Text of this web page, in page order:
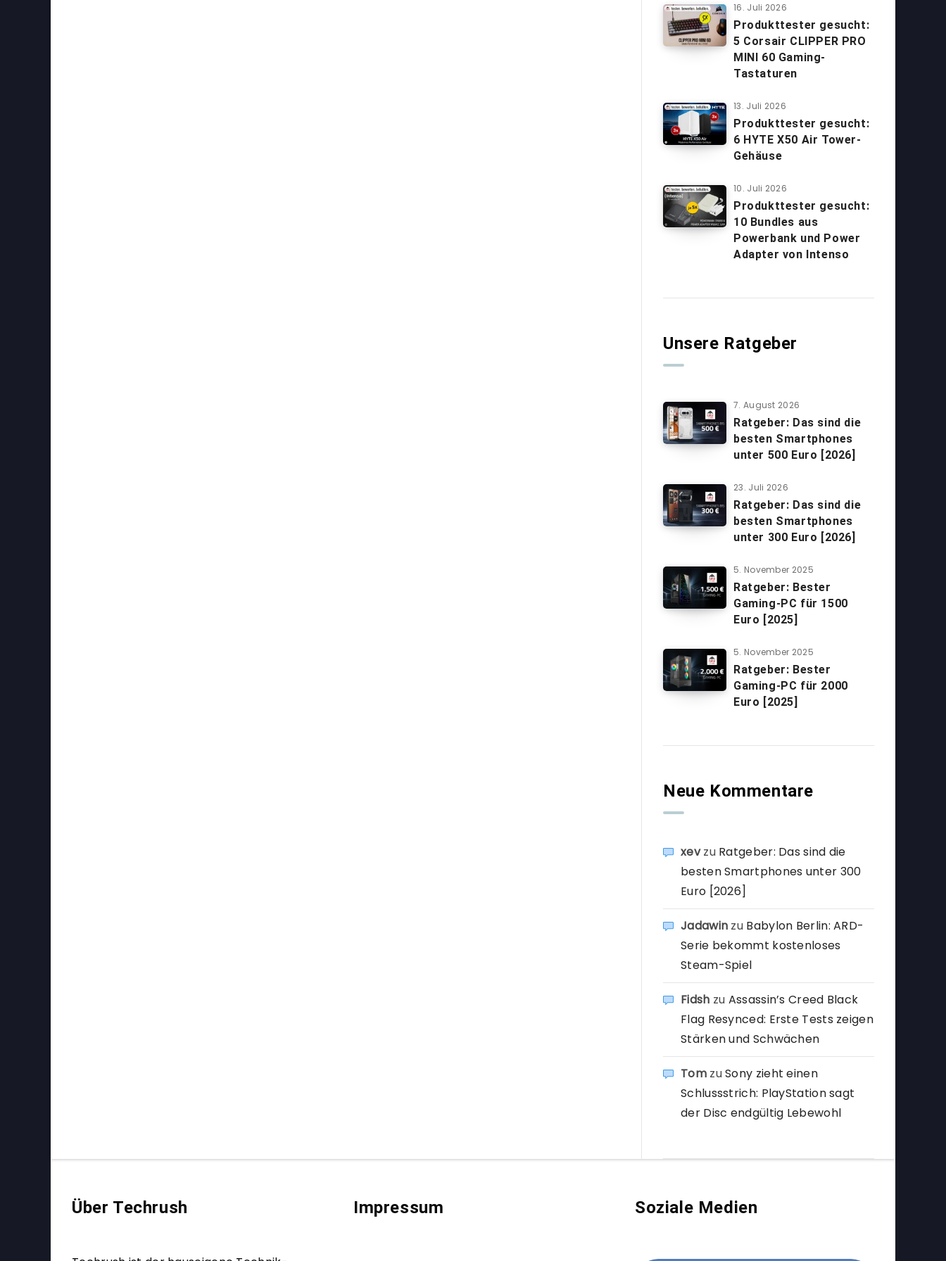
16. Juli 2026
Produkttester gesucht:
5 Corsair CLIPPER PRO
MINI 60 Gaming-
Tastaturen
13. Juli 2026
Produkttester gesucht:
6 HYTE X50 Air Tower-
Gehäuse
10. Juli 2026
Produkttester gesucht:
10 Bundles aus
Powerbank und Power
Adapter von Intenso
Unsere Ratgeber
7. August 2026
Ratgeber: Das sind die
besten Smartphones
unter 500 Euro [2026]
23. Juli 2026
Ratgeber: Das sind die
besten Smartphones
unter 300 Euro [2026]
5. November 2025
Ratgeber: Bester
Gaming-PC für 1500
Euro [2025]
5. November 2025
Ratgeber: Bester
Gaming-PC für 2000
Euro [2025]
Neue Kommentare
xevzu Ratgeber: Das sind die
besten Smartphones unter 300
Euro [2026]
Jadawin zu Babylon Berlin: ARD-
Serie bekommt kostenloses
Steam-Spiel
Fidsh zu Assassin’s Creed Black
Flag Resynced: Erste Tests zeigen
Stärken und Schwächen
TomzuSony zieht einen
Schlussstrich: PlayStation sagt
der Disc endgültig Lebewohl
Über Techrush Impressum Soziale Medien